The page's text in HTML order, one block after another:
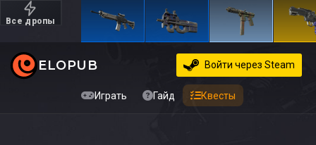
Все дропы
Дорогие
ELOPUB
Играть Гайд Квесты
Войти через Steam